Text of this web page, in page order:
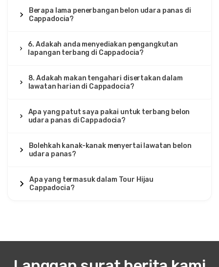
Berapa lama penerbangan belon udara panas di
Cappadocia?
6. Adakah anda menyediakan pengangkutan
lapangan terbang di Cappadocia?
8. Adakah makan tengahari disertakan dalam
lawatan harian di Cappadocia?
Apa yang patut saya pakai untuk terbang belon
udara panas di Cappadocia?
Bolehkah kanak-kanak menyertai lawatan belon
udara panas?
Apa yang termasuk dalam Tour Hijau
Cappadocia?